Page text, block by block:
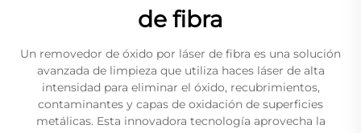
de fibra
Un removedor de óxido por láser de fibra es una solución
avanzada de limpieza que utiliza haces láser de alta
intensidad para eliminar el óxido, recubrimientos,
contaminantes y capas de oxidación de superficies
metálicas. Esta innovadora tecnología aprovecha la